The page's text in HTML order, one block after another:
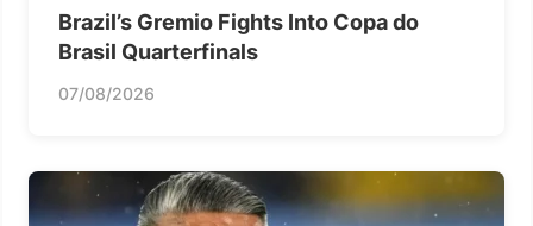
Brazil’s Gremio Fights Into Copa do
Brasil Quarterfinals
07/08/2026